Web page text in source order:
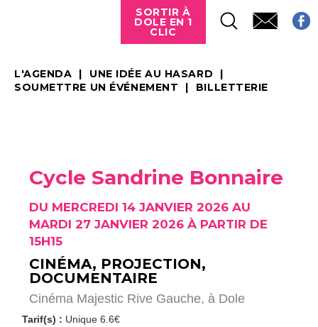
SORTIR À
DOLE EN 1
CLIC
L'AGENDA
UNE IDÉE AU HASARD
SOUMETTRE UN ÉVÉNEMENT
BILLETTERIE
Cycle Sandrine Bonnaire
DU MERCREDI 14 JANVIER 2026 AU
MARDI 27 JANVIER 2026 À PARTIR DE
15H15
CINÉMA, PROJECTION,
DOCUMENTAIRE
Cinéma Majestic Rive Gauche, à Dole
Tarif(s) : Unique 6.6€